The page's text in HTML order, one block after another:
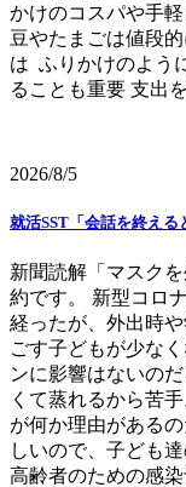
かけのコスパや手
豆やたまごは値段
は ふりかけのよう
ることも重要 支出
2026/8/5
就活SST「会話を終える
新聞読解「マスク
約です。 新型コロ
経ったが、外出時
ごす子どもが少な
ンに影響はないの
くて蒸れるから苦
が何か理由がある
しいので、子ども
高齢者のための感